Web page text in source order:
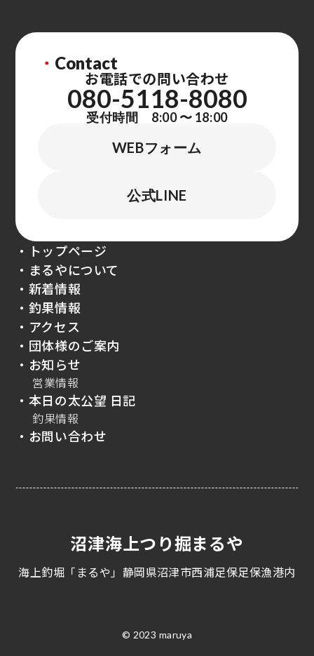
・ Contact
お電話での問い合わせ
080-5118-8080
受付時間 8:00 〜 18:00
WEBフォーム
公式LINE
・トップページ
・まるやについて
・新着情報
・釣果情報
・アクセス
・団体様のご案内
・お知らせ
営業情報
・本日の太公望 日記
釣果情報
・お問い合わせ
沼津海上つり掘まるや
海上釣堀「まるや」静岡県沼津市西浦足保足保漁港内
© 2023 maruya